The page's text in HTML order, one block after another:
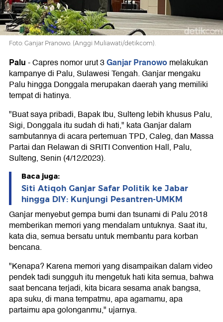
Hati
Foto: Ganjar Pranowo. (Anggi Muliawati/detikcom).
Palu-Capres nomor urut 3Ganjar Pranowomelakukan
kampanye di Palu, Sulawesi Tengah. Ganjar mengaku
Palu hingga Donggala merupakan daerah yang memiliki
tempat di hatinya.
"Buat saya pribadi, Bapak Ibu, Sulteng lebih khusus Palu,
Sigi, Donggala itu sudah di hati," kata Ganjar dalam
sambutannya di acara pertemuan TPD, Caleg, dan Massa
Partai dan Relawan di SRITI Convention Hall, Palu,
Sulteng, Senin (4/12/2023).
Baca juga:
Siti Atiqoh Ganjar Safar Politik ke Jabar
hingga DIY: Kunjungi Pesantren-UMKM
Ganjar menyebut gempa bumi dan tsunami di Palu 2018
memberikan memori yang mendalam untuknya. Saat itu,
kata dia, semua bersatu untuk membantu para korban
bencana.
"Kenapa? Karena memori yang disampaikan dalam video
pendek tadi sungguh itu mengetuk hati kita semua, bahwa
saat bencana terjadi, kita bicara sesama anak bangsa,
apa suku, di mana tempatmu, apa agamamu, apa
partaimu apa golonganmu," ujarnya.